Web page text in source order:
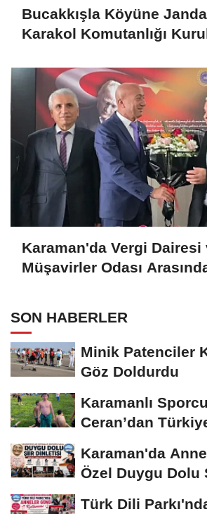
Bucakkışla Köyüne
Karakol Komutanlığı
Karaman'da Vergi Dairesi
Müşavirler Odası
SON HABERLER
Minik Patenciler
Göz Doldurdu
Karamanlı
Ceran’dan
Karaman'da
Özel Duygu Dolu
Türk Dili